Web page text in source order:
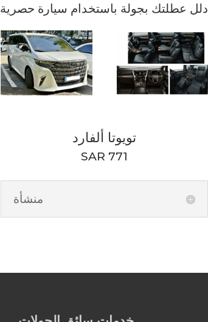
دلل عطلتك بجولة باستخدام سيارة حصرية
تويوتا ألفارد
SAR 771
منشأة